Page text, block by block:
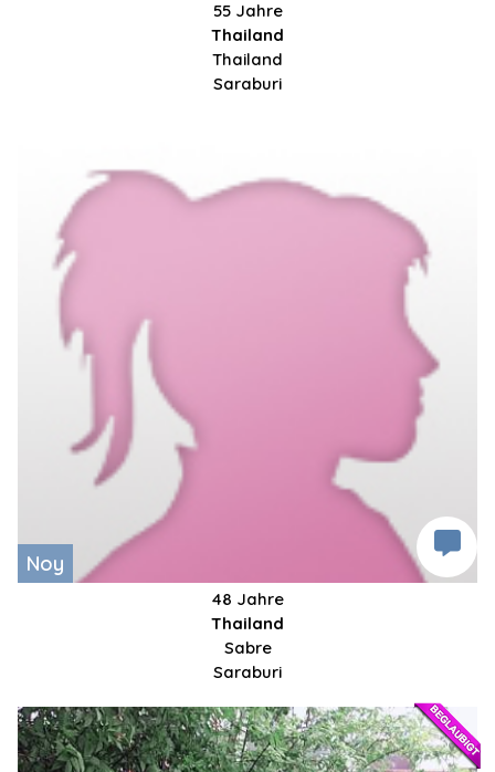
55 Jahre
Thailand
Thailand
Saraburi
Noy
48 Jahre
Thailand
Sabre
Saraburi